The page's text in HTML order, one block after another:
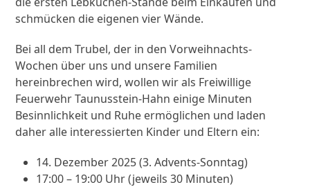
schmücken die eigenen vier Wände.
Bei all dem Trubel, der in den Vorweihnachts-
Wochen über uns und unsere Familien
hereinbrechen wird, wollen wir als Freiwillige
Feuerwehr Taunusstein-Hahn einige Minuten
Besinnlichkeit und Ruhe ermöglichen und laden
daher alle interessierten Kinder und Eltern ein:
14. Dezember 2025 (3. Advents-Sonntag)
17:00 – 19:00 Uhr (jeweils 30 Minuten)